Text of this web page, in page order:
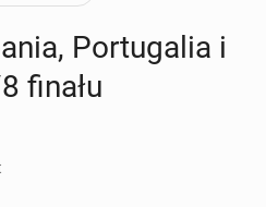
Por­tu­ga­lia i
finału